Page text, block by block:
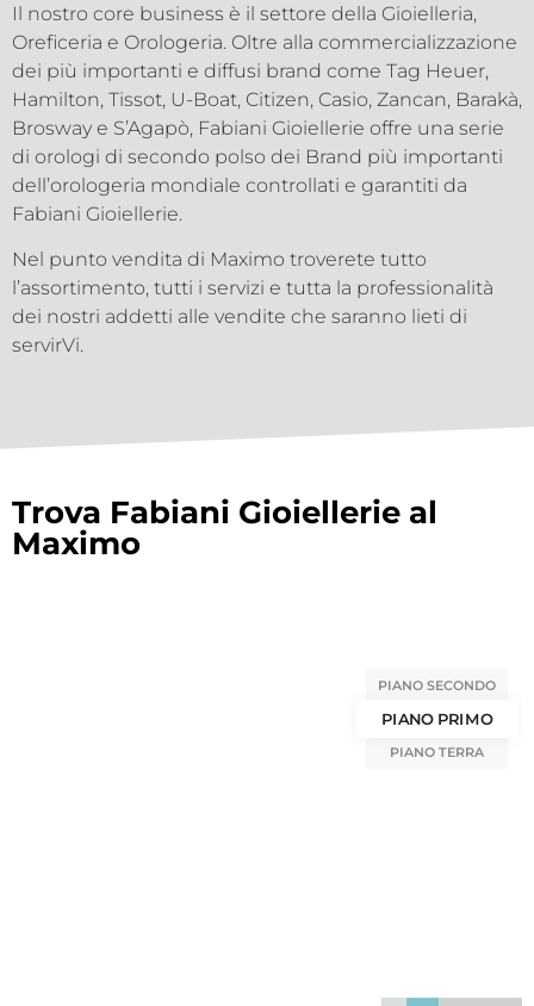
Il nostro core business è il settore della Gioielleria,
Oreficeria e Orologeria. Oltre alla commercializzazione
dei più importanti e diffusi brand come Tag Heuer,
Hamilton, Tissot, U-Boat, Citizen, Casio, Zancan, Barakà,
Brosway e S’Agapò, Fabiani Gioiellerie offre una serie
di orologi di secondo polso dei Brand più importanti
dell’orologeria mondiale controllati e garantiti da
Fabiani Gioiellerie.
Nel punto vendita di Maximo troverete tutto
l’assortimento, tutti i servizi e tutta la professionalità
dei nostri addetti alle vendite che saranno lieti di
servirVi.
Trova Fabiani Gioiellerie al
Maximo
PIANO SECONDO
PIANO PRIMO
PIANO TERRA